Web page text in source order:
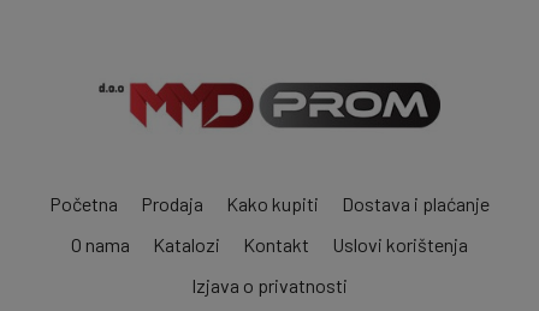
Početna Prodaja Kako kupiti
Dostava i plaćanje
O nama
Katalozi Kontakt
Uslovi korištenja
Izjava o privatnosti